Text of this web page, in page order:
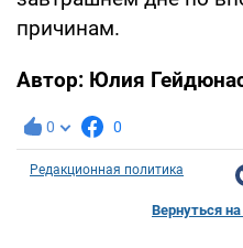
причинам.
Автор: Юлия
0 0
Редакционная политика
Вернуться